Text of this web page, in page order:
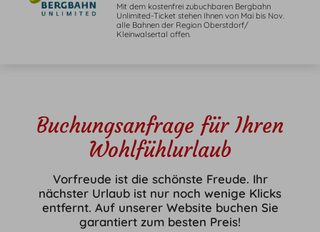
Zimmer
Wellness
Saunen & Schwimmbad
Wellness & Massage
Beautybehandlungen
Mit dem kostenfrei zubuchbaren Bergbahn
Unlimited-Ticket stehen Ihnen von Mai bis Nov.
alle Bahnen der Region Oberstdorf/
Kleinwalsertal offen.
Buchungsanfrage für Ihren
Wohlfühlurlaub
Vorfreude ist die schönste Freude. Ihr
nächster Urlaub ist nur noch wenige Klicks
entfernt. Auf unserer Website buchen Sie
garantiert zum besten Preis!